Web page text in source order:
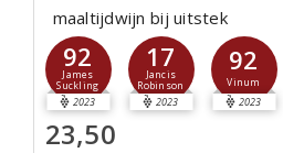
maaltijdwijn bij uitstek
92
James
Suckling
2023
17
Jancis
Robinson
2023
92
Vinum
2023
23,50